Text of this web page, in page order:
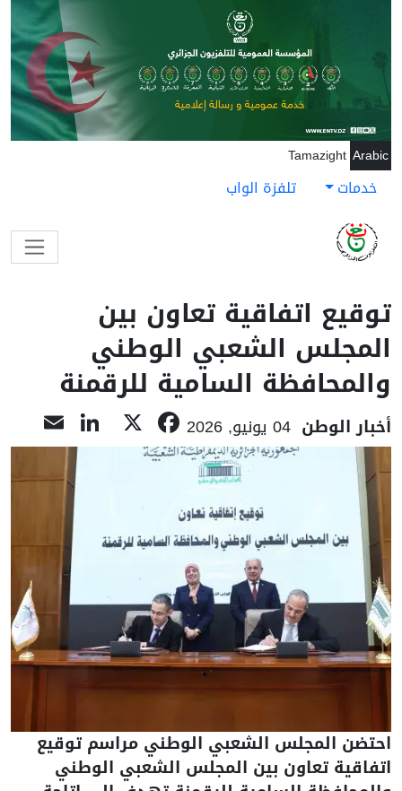
تجاوز إلى المحتوى الرئيسي
Arabic
Tamazight
خدمات تلفزة الواب
توقيع اتفاقية تعاون بين
المجلس الشعبي الوطني
والمحافظة السامية للرقمنة
أخبار الوطن 04 يونيو, 2026 Facebook
احتضن المجلس الشعبي الوطني مراسم توقيع
اتفاقية تعاون بين المجلس الشعبي الوطني